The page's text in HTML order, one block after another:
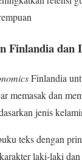
Finlandia dan
Finlandia
memasak dan
jenis
teks dengan
laki-laki